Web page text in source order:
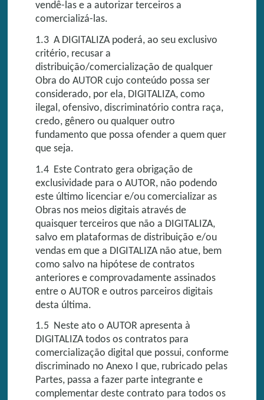
vendê-las e a autorizar terceiros a
comercializá-las.
1.3 A DIGITALIZA poderá, ao seu exclusivo
critério, recusar a
distribuição/comercialização de qualquer
Obra do AUTOR cujo conteúdo possa ser
considerado, por ela, DIGITALIZA, como
ilegal, ofensivo, discriminatório contra raça,
credo, gênero ou qualquer outro
fundamento que possa ofender a quem quer
que seja.
1.4 Este Contrato gera obrigação de
exclusividade para o AUTOR, não podendo
este último licenciar e/ou comercializar as
Obras nos meios digitais através de
quaisquer terceiros que não a DIGITALIZA,
salvo em plataformas de distribuição e/ou
vendas em que a DIGITALIZA não atue, bem
como salvo na hipótese de contratos
anteriores e comprovadamente assinados
entre o AUTOR e outros parceiros digitais
desta última.
1.5 Neste ato o AUTOR apresenta à
DIGITALIZA todos os contratos para
comercialização digital que possui, conforme
discriminado no Anexo I que, rubricado pelas
Partes, passa a fazer parte integrante e
complementar deste contrato para todos os